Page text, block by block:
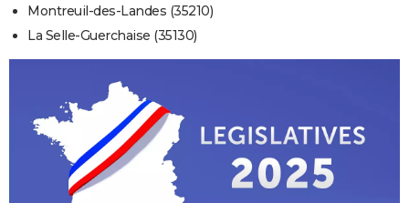
Montreuil-des-Landes (35210)
La Selle-Guerchaise (35130)